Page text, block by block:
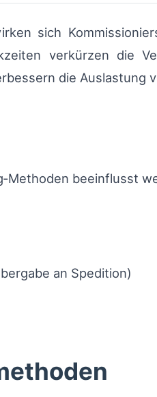
sich
verkürzen die
die Auslastung
beeinflusst
an Spedition)